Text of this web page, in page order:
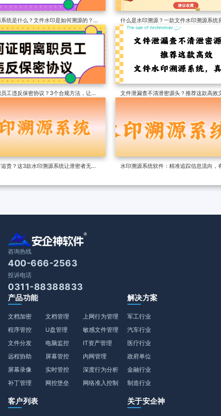
统是什么？文件水印是如何溯源的？
！
什么是水印溯源？一款文件水印溯源系统
件所属有标记
工违反保密协议？3个合规方法，让员
文件泄漏查不清泄密源头？推荐这款高效
责？这3款水印溯源系统让泄密者无处
水印溯源系统软件：精准追踪信息流向，
咨询热线
400-666-2563
投诉电话
0311-88388833
产品功能
文档加密
程序管控
文件分发
远程协助
屏幕录像
补丁管理
文档管理
U盘管理
电脑监控
屏幕管控
实时管控
网控堡垒
上网行为管理
敏感文件管理
IT资产管理
内网管理
深度行为分析
网络准入控制
解决方案
军工行业
汽车行业
医疗行业
政府单位
金融行业
制造行业
客户列表 关于安企神